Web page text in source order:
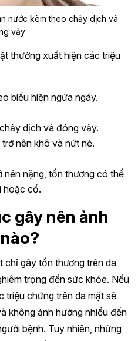
nước kèm theo chảy dịch và
vảy
thường xuất hiện các triệu
biểu hiện ngứa ngáy.
dịch và đóng vảy.
nên khô và nứt nẻ.
nên nặng, tổn thương có thể
hoặc cổ.
gây nên ảnh
chỉ gây tổn thương trên da
trọng đến sức khỏe. Nếu
triệu chứng trên da mặt sẽ
không ảnh hưởng nhiều đến
bệnh. Tuy nhiên, những